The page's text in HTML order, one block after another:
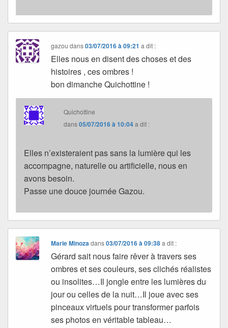
gazou dans03/07/2016 à 09:21 a dit :
Elles nous en disent des choses et des
histoires , ces ombres !
bon dimanche Quichottine !
Quichottine
dans05/07/2016 à 10:04a dit :
Elles n’existeraient pas sans la lumière qui les
accompagne, naturelle ou artificielle, nous en
avons besoin.
Passe une douce journée Gazou.
Marie Minozadans03/07/2016 à 09:38 a dit :
Gérard sait nous faire rêver à travers ses
ombres et ses couleurs, ses clichés réalistes
ou insolites…Il jongle entre les lumières du
jour ou celles de la nuit…Il joue avec ses
pinceaux virtuels pour transformer parfois
ses photos en véritable tableau…